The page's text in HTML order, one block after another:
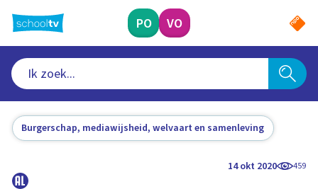
naar
hoofdinhoud
PO VO
Burgerschap, mediawijsheid, welvaart en samenleving
14 okt 2020 459